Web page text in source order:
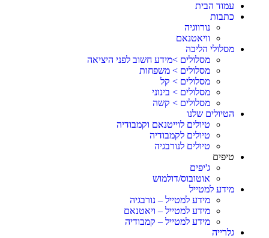
עמוד הבית
כתבות
נורווגיה
וויאטנאם
מסלולי הליכה
מסלולים >מידע חשוב לפני היציאה
מסלולים > משפחות
מסלולים > קל
מסלולים > בינוני
מסלולים > קשה
הטיולים שלנו
טיולים לוייטנאם וקמבודיה
טיולים לקמבודיה
טיולים לנורבגיה
טיפים
ג'יפים
אוטובוס/דולמוש
מידע למטייל
מידע למטייל – נורבגיה
מידע למטייל – ויאטנאם
מידע למטייל – קמבודיה
גלרייה